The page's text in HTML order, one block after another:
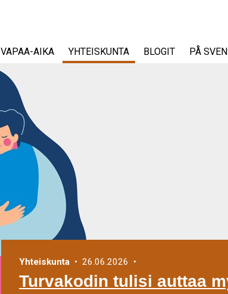
VAPAA-AIKA YHTEISKUNTA BLOGIT PÅ
Yhteiskunta • 26.06.2026 •
Turvakodin tulisi auttaa